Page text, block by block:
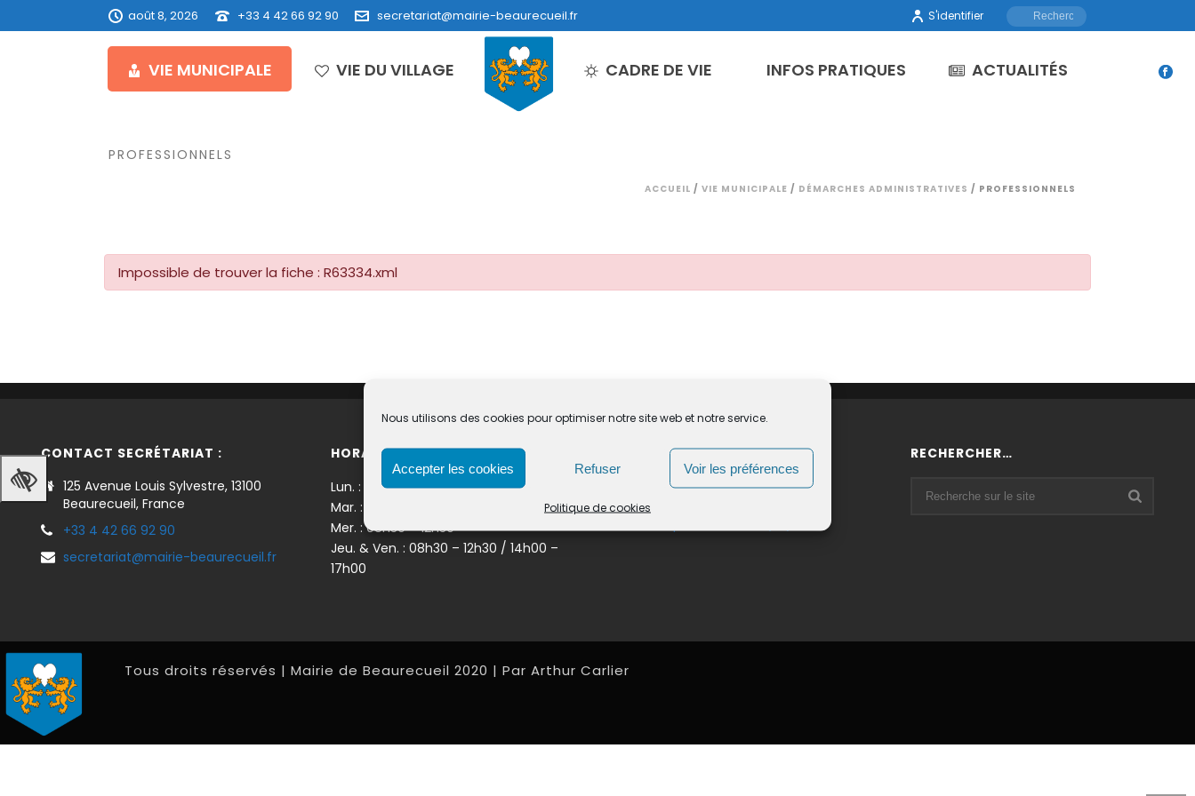
Nous utilisons des cookies pour optimiser notre site web et notre service.
Accepter les cookies Refuser Voir les préférences
Politique de cookies
août 8, 2026 +33 4 42 66 92 90 secretariat@mairie-beaurecueil.fr S'identifier
VIE MUNICIPALE VIE DU VILLAGE CADRE DE VIE INFOS PRATIQUES ACTUALITÉS
PROFESSIONNELS
ACCUEIL / VIE MUNICIPALE / DÉMARCHES ADMINISTRATIVES / PROFESSIONNELS
Impossible de trouver la fiche : R63334.xml
CONTACT SECRÉTARIAT :
125 Avenue Louis Sylvestre, 13100
Beaurecueil, France
+33 4 42 66 92 90
secretariat@mairie-beaurecueil.fr
HORAIRES D’OUVERTURE :
Lun. : 08h30 – 12h30
Mar. : 08h30 – 12h30 / 14h00 – 17h00
Mer. : 08h30 – 12h30
Jeu. & Ven. : 08h30 – 12h30 / 14h00 –
17h00
INFORMATIONS LÉGALES : RECHERCHER…
Tous droits réservés | Mairie de Beaurecueil 2020 | Par Arthur Carlier